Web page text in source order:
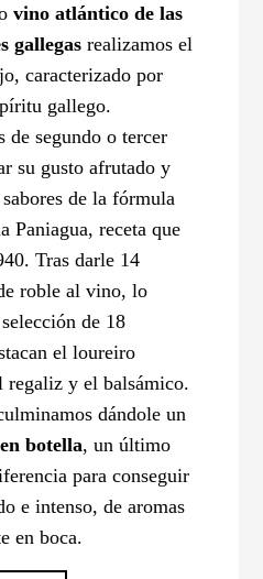
vino atlántico de las
gallegas realizamos el
caracterizado por
gallego.
de segundo o tercer
su gusto afrutado y
de la fórmula
Paniagua, receta que
Tras darle 14
roble al vino, lo
de 18
el loureiro
regaliz y el balsámico.
dándole un
botella, un último
para conseguir
e intenso, de aromas
en boca.